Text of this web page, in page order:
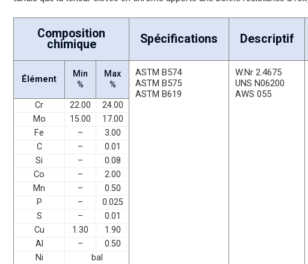
Composition
chimique Spécifications Descriptif
Élément
Min
%
Max
%
Cr
22.00
24.00
Mo
15.00
17.00
Fe
–
3.00
C
–
0.01
Si
–
0.08
Co
–
2.00
Mn
–
0.50
P
–
0.025
S
–
0.01
Cu
1.30
1.90
Al
–
0.50
Ni
bal
ASTM B574
ASTM B575
ASTM B619
W.Nr 2.4675
UNS N06200
AWS 055